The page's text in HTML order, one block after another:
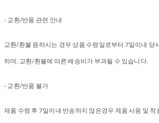
- 교환/반품 관련 안내
교환/환불 원하시는 경우 상품 수령일로부터 7일이내 당
하며, 교환/환불에 따른 배송비가 부과될 수 있습니다.
- 교환/반품 불가
제품 수령 후 7일이내 반송하지 않은경우 제품 사용 및 착